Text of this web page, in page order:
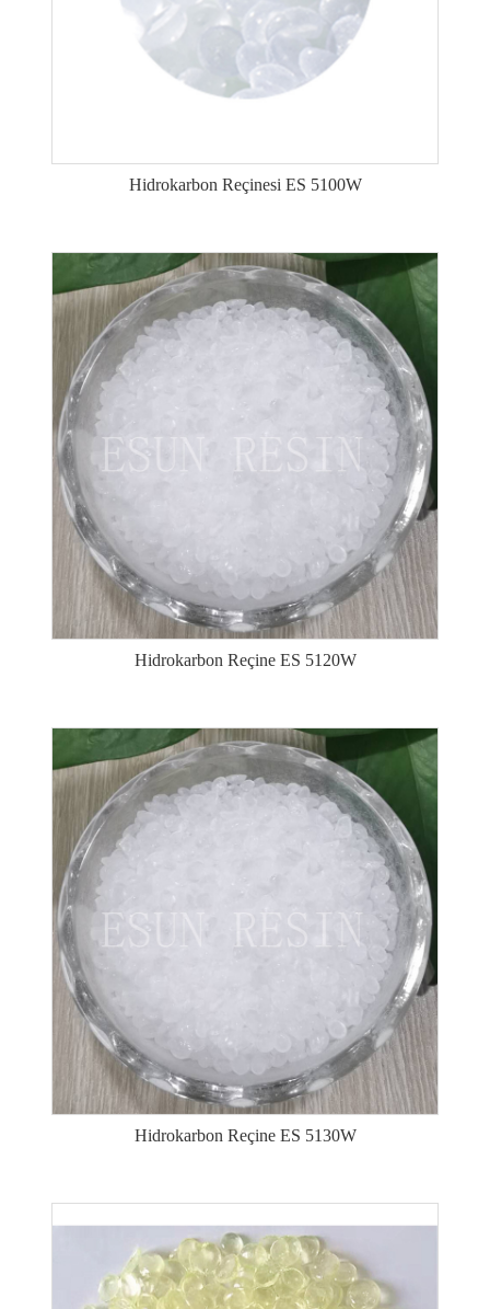
Hidrokarbon Reçinesi ES 5100W
Hidrokarbon Reçine ES 5120W
Hidrokarbon Reçine ES 5130W